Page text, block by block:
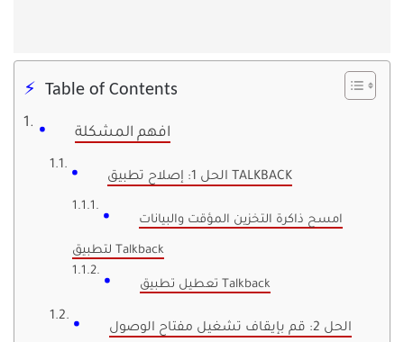
Table of Contents
افهم المشكلة
الحل 1: إصلاح تطبيق TALKBACK
امسح ذاكرة التخزين المؤقت والبيانات
لتطبيق Talkback
تعطيل تطبيق Talkback
الحل 2: قم بإيقاف تشغيل مفتاح الوصول